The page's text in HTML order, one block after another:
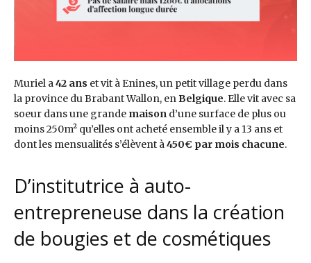
Muriel a 42 ans et vit à Enines, un petit village perdu dans
la province du Brabant Wallon, en Belgique. Elle vit avec sa
soeur dans une grande maison d’une surface de plus ou
moins 250m² qu’elles ont acheté ensemble il y a 13 ans et
dont les mensualités s’élèvent à 450€ par mois chacune.
D’institutrice à auto-
entrepreneuse dans la création
de bougies et de cosmétiques